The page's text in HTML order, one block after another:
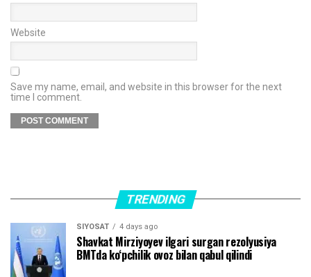
Website
Save my name, email, and website in this browser for the next
time I comment.
TRENDING
SIYOSAT 4 days ago
Shavkat Mirziyoyev ilgari surgan rezolyusiya
BMTda ko‘pchilik ovoz bilan qabul qilindi